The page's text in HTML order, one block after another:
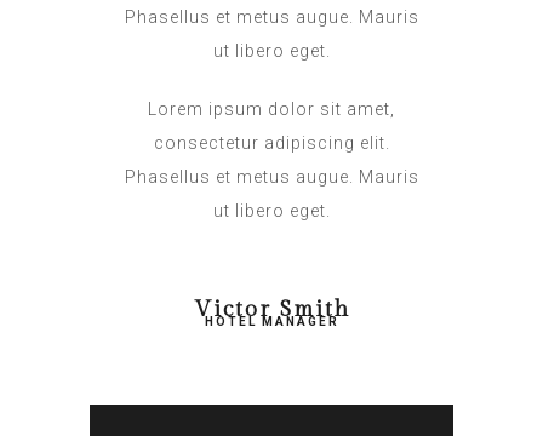
Phasellus et metus augue. Mauris
ut libero eget.
Lorem ipsum dolor sit amet,
consectetur adipiscing elit.
Phasellus et metus augue. Mauris
ut libero eget.
Victor Smith
HOTEL MANAGER